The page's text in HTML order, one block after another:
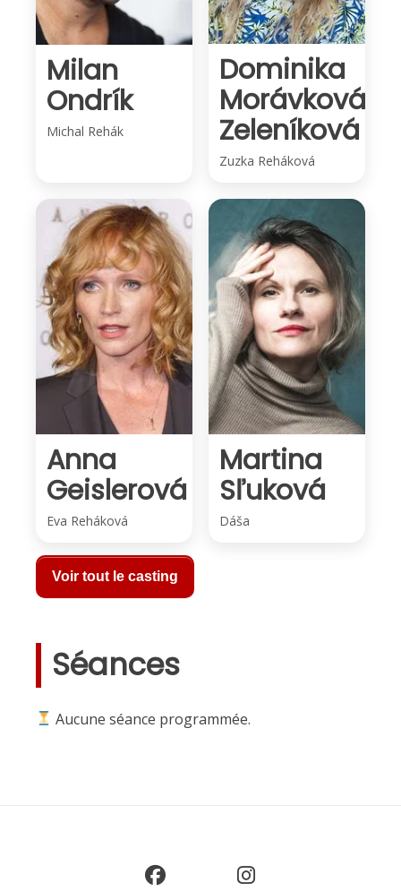
Milan
Ondrík
Michal Rehák
Dominika
Morávková-
Zeleníková
Zuzka Reháková
Anna
Geislerová
Eva Reháková
Martina
Sľuková
Dáša
Voir tout le casting
Séances
Aucune séance programmée.